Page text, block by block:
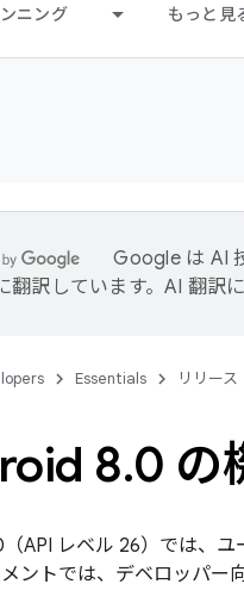
ニング もっと見
Google は AI
翻訳しています。AI 翻訳
Essentials リリース
8.0 の
API レベル 26）では、ユ
ントでは、デベロッパー